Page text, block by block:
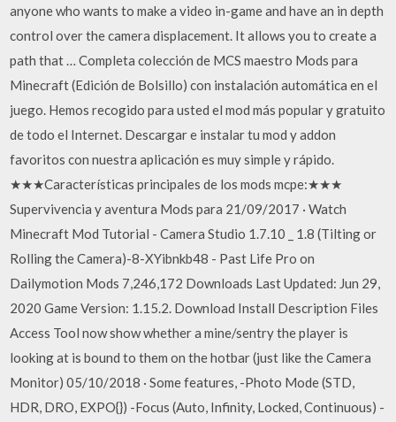
anyone who wants to make a video in-game and have an in depth
control over the camera displacement. It allows you to create a
path that … Completa colección de MCS maestro Mods para
Minecraft (Edición de Bolsillo) con instalación automática en el
juego. Hemos recogido para usted el mod más popular y gratuito
de todo el Internet. Descargar e instalar tu mod y addon
favoritos con nuestra aplicación es muy simple y rápido.
★★★Características principales de los mods mcpe:★★★
Supervivencia y aventura Mods para 21/09/2017 · Watch
Minecraft Mod Tutorial - Camera Studio 1.7.10 _ 1.8 (Tilting or
Rolling the Camera)-8-XYibnkb48 - Past Life Pro on
Dailymotion Mods 7,246,172 Downloads Last Updated: Jun 29,
2020 Game Version: 1.15.2. Download Install Description Files
Access Tool now show whether a mine/sentry the player is
looking at is bound to them on the hotbar (just like the Camera
Monitor) 05/10/2018 · Some features, -Photo Mode (STD,
HDR, DRO, EXPO{}) -Focus (Auto, Infinity, Locked, Continuous) -